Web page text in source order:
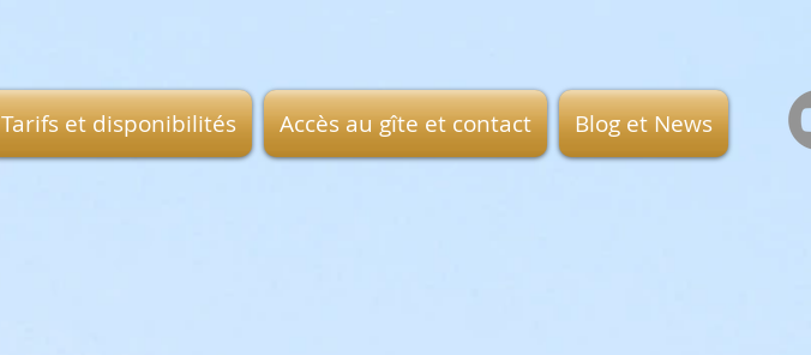
Tarifs et disponibilités Accès au gîte et contact Blog et News